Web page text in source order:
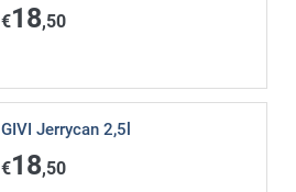
€18,50
GIVI Jerrycan 2,5l
€18,50